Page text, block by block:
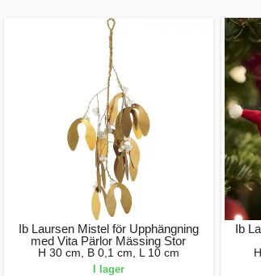
Ib Laursen Mistel för Upphängning
med Vita Pärlor Mässing Stor
H 30 cm, B 0,1 cm, L 10 cm
I lager
Ib